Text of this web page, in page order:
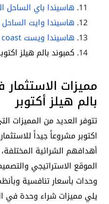
هاسيندا باي الساحل
هاسيندا وايت
هاسيندا ويست North coast
كمبوند بالم هيلز
مميزات الاستثمار
بالم هيلز أكتوبر
تتوفر العديد من المميزات
اكتوبر مشروعاً جيداً
أهدافهم الشرائية
الموقع الاستراتيجي
وحدات بأسعار تنافسية
يلي مميزات شراء وحدة في